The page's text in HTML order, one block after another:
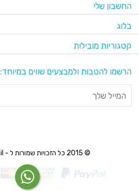
החשבון שלי
בלוג
קטגוריות מובילות
הרשמו להטבות ולמבצעים שווים במיוחד:
© 2015 כל הזכויות שמורות ל - sweety.co.il